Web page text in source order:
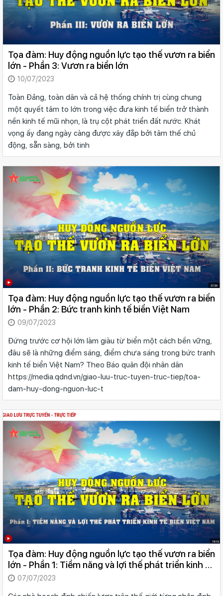
Tọa đàm: Huy động nguồn lực tạo thế vươn ra biển
lớn - Phần 3: Vươn ra biển lớn
10/07/2023
Toàn Đảng, toàn dân và cả hệ thống chính trị cùng chung
một quyết tâm to lớn trong việc đưa kinh tế biển trở thành
nền kinh tế mũi nhọn, là trụ cột phát triển đất nước. Khát
vọng ấy đang ngày càng được xây đắp bởi tâm thế chủ
động, sẵn sàng, bởi tinh
Tọa đàm: Huy động nguồn lực tạo thế vươn ra biển
lớn - Phần 2: Bức tranh kinh tế biển Việt Nam
09/07/2023
Đứng trước cơ hội lớn làm giàu từ biển một cách bền vững,
đâu sẽ là những điểm sáng, điểm chưa sáng trong bức tranh
kinh tế biển Việt Nam? Theo Báo quân đội nhân dân
https://media.qdnd.vn/giao-luu-truc-tuyen-truc-tiep/toa-
dam-huy-dong-nguon-luc-t
Tọa đàm: Huy động nguồn lực tạo thế vươn ra biển
lớn - Phần 1: Tiềm năng và lợi thế phát triển kinh tế
biển Việt Nam
07/07/2023